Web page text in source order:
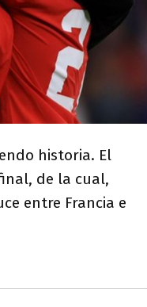
historia. El
de la cual,
entre Francia e